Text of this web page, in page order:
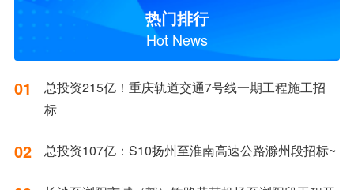
热门排行
Hot News
01
总投资215亿！重庆轨道交通7号线一期工程施工招
标
02 总投资107亿：S10扬州至淮南高速公路滁州段招标~